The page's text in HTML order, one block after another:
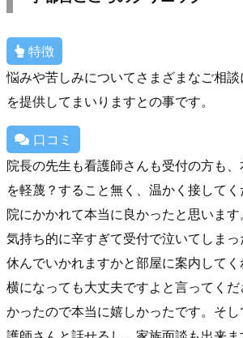
特徴
悩みや苦しみについてさまざまなご相
を提供してまいりますとの事です。
口コミ
院長の先生も看護師さんも受付の方も
を軽蔑？すること無く、温かく接して
院にかかれて本当に良かったと思います
気持ち的に辛すぎて受付で泣いてしまっ
休んでいかれますかと部屋に案内して
横になっても大丈夫ですよと言ってく
かったので本当に嬉しかったです。そ